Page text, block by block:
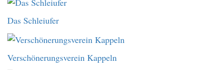
Das Schleiufer
Verschönerungsverein Kappeln